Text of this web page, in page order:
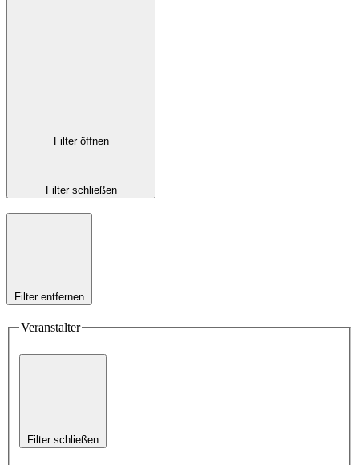
Filter öffnen
Filter schließen
Filter entfernen
Veranstalter
Filter schließen